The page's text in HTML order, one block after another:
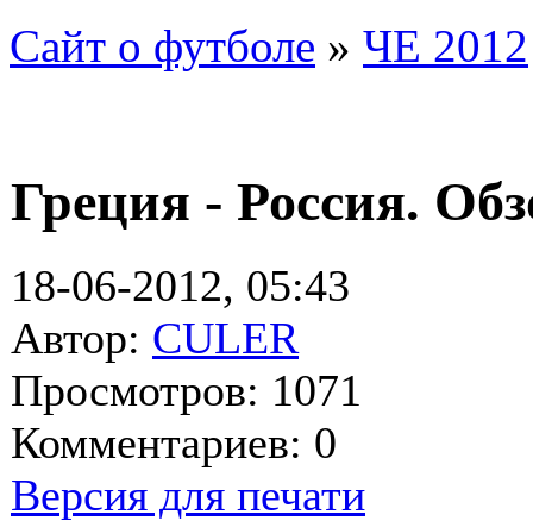
Сайт о футболе » ЧЕ 2012
Греция - Россия.
18-06-2012, 05:43
Автор: CULER
Просмотров: 1071
Комментариев: 0
Версия для печати